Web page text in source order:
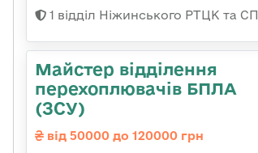
1 відділ Ніжинського РТЦК та СП
Майстер відділення
перехоплювачів БПЛА
(ЗСУ)
від 50000 до 120000 грн